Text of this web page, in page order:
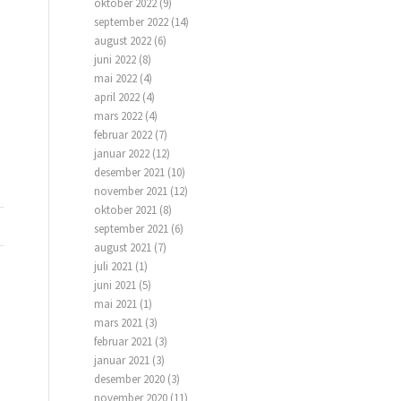
oktober 2022 (9)
september 2022 (14)
august 2022 (6)
juni 2022 (8)
mai 2022 (4)
april 2022 (4)
mars 2022 (4)
februar 2022 (7)
januar 2022 (12)
desember 2021 (10)
november 2021 (12)
oktober 2021 (8)
september 2021 (6)
august 2021 (7)
juli 2021 (1)
juni 2021 (5)
mai 2021 (1)
mars 2021 (3)
februar 2021 (3)
januar 2021 (3)
desember 2020 (3)
november 2020 (11)